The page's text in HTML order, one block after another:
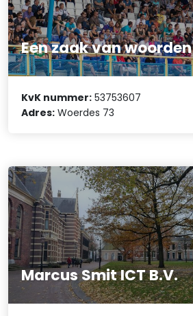
Een zaak van woorden
KvK nummer: 53753607
Adres: Woerdes 73
Marcus Smit ICT B.V.